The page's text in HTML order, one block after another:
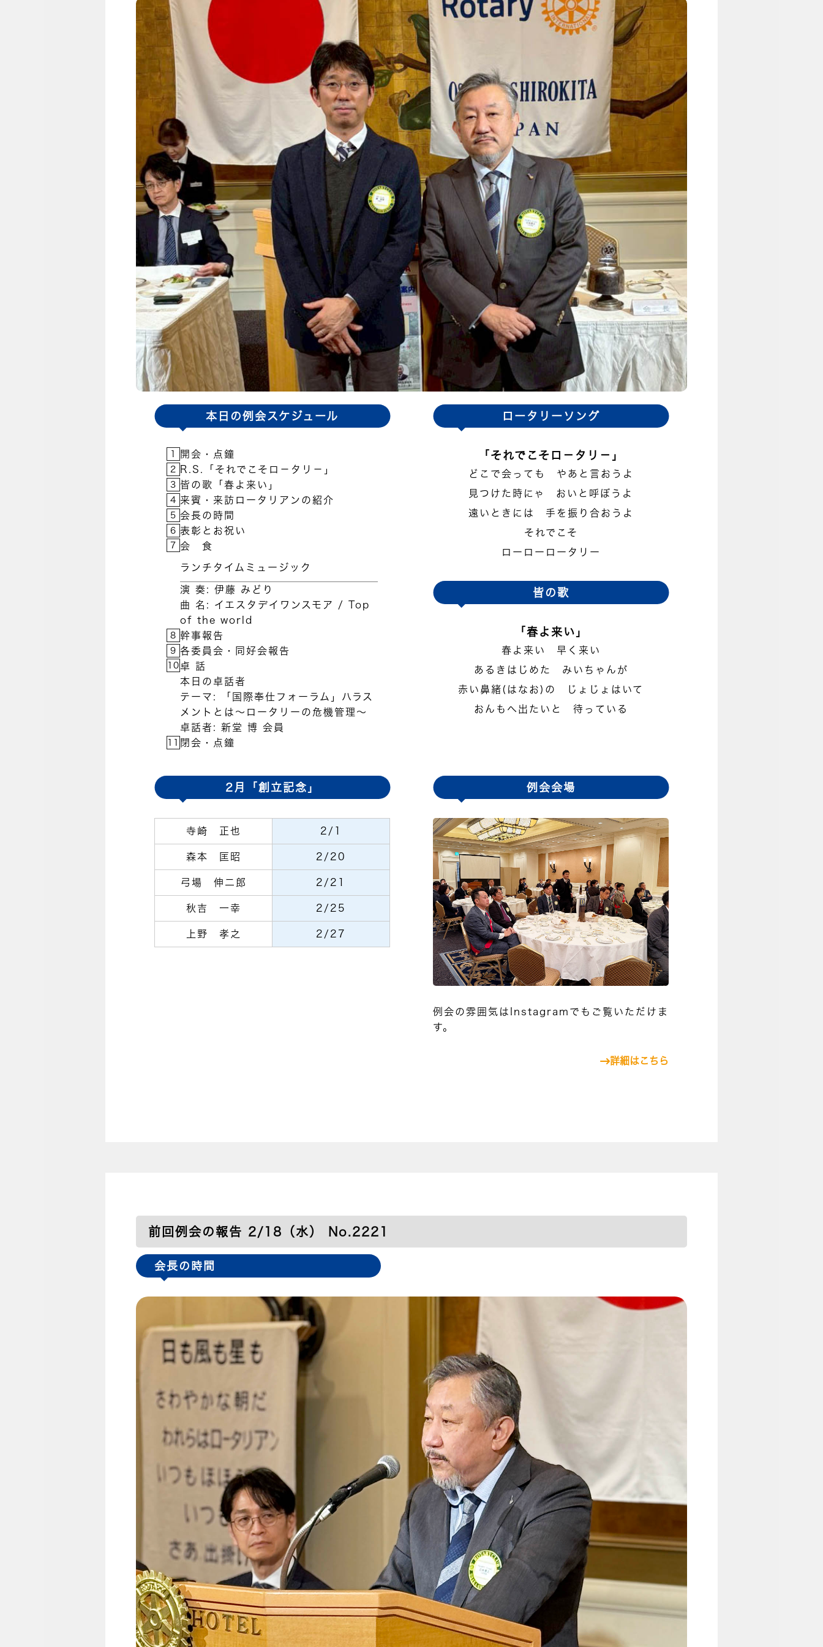
開会・点鐘
2 R.S.「それでこそロ－タリ－」
3 皆の歌「春よ来い」
4 来賓・来訪ロータリアンの紹介
5 会長の時間
6 表彰とお祝い
7 会 食
ランチタイムミュージック
演 奏: 伊藤 みどり
曲 名: イエスタデイワンスモア / Top
of the world
8 幹事報告
9 各委員会・同好会報告
10 卓 話
本日の卓話者
テーマ: 「国際奉仕フォーラム」ハラス
メントとは〜ロータリーの危機管理〜
卓話者: 新堂 博 会員
閉会・点鐘
本日の例会スケジュール
「それでこそロ－タリ－」
どこで会っても やあと言おうよ
見つけた時にゃ おいと呼ぼうよ
遠いときには 手を振り合おうよ
それでこそ
ローローロータリー
ロータリーソング
「春よ来い」
春よ来い 早く来い
あるきはじめた みいちゃんが
赤い鼻緒(はなお)の じょじょはいて
おんもへ出たいと 待っている
皆の歌
寺崎 正也 2/1
森本 匡昭 2/20
弓場 伸二郎 2/21
秋吉 一幸 2/25
上野 孝之 2/27
2月「創立記念」
例会の雰囲気はInstagramでもご覧いただけま
す。
詳細はこちら
例会会場
前回例会の報告 2/18（水） No.2221
会長の時間